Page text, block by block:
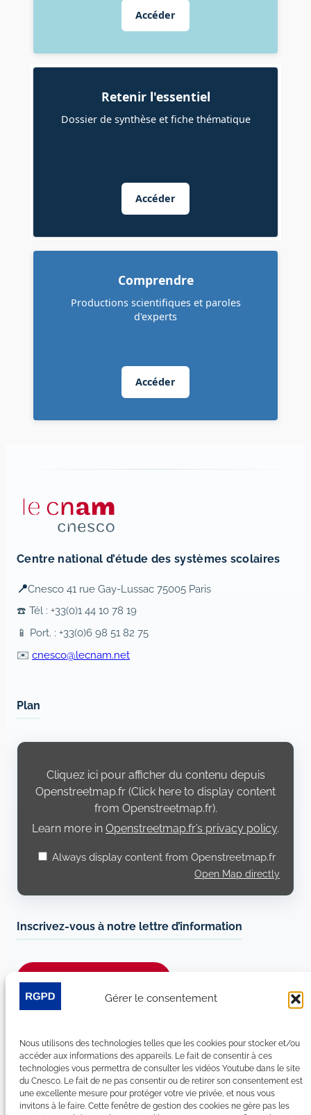
Gérer le consentement
Nous utilisons des technologies telles que les cookies pour stocker et/ou
accéder aux informations des appareils. Le fait de consentir à ces
technologies vous permettra de consulter les vidéos Youtube dans le site
du Cnesco. Le fait de ne pas consentir ou de retirer son consentement est
une excellente mesure pour protéger votre vie privée, et nous vous
invitons à le faire. Cette fenêtre de gestion des cookies ne gère pas les
Accéder
Retenir l'essentiel
Dossier de synthèse et fiche thématique
Accéder
Comprendre
Productions scientifiques et paroles
d'experts
Accéder
Centre national d’étude des systèmes scolaires
📍Cnesco 41 rue Gay-Lussac 75005 Paris
☎️ Tél : +33(0)1 44 10 78 19
📱 Port. : +33(0)6 98 51 82 75
✉️ cnesco@lecnam.net
Plan
Display
Openstreetmap.fr
Cliquez ici pour afficher du contenu depuis
Openstreetmap.fr (Click here to display content
from Openstreetmap.fr).
Learn more in Openstreetmap.fr’s privacy policy.
Always display content from Openstreetmap.fr
Open Map directly
Inscrivez-vous à notre lettre d’information
LinkedIn
YouTube
Facebook
Bluesky